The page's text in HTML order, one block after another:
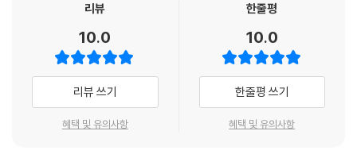
다. 이 경우 그 둘 사이의 간극을 인정받지 못한 것이며, 그 간극이 젠더 형
성 자체의 특성으로서 인식되지 않은 것이다.
--- 「4장 트럼프, 성별, 대법원」 중에서
당신이 유대인인데 누군가가 당신은 유대인이 아니라고 말하는 상황을 상
상해보자. 당신이 레즈비언인데 누군가가 당신의 면전에서 히죽거리며 당
신이 헷갈려서 그렇지 실은 이성애자라고 말한다고 상상해보자. 당신이 흑
무니없는 표현으로 버틀러를 공격하고 그가 소아성애와 근친상간을 옹호
한다는 허위사실을 유포했다. 한국에서도 2021년, 전 세계 지식인들의 사
유를 소개하는 EBS 〈위대한 수업, 그레이트 마인즈〉 시리즈에 주디스 버틀
러 편이 예고되자, 일부 기독교 단체와 반페미니스트들은 버틀러의 이론이
성적 금기를 허물어 청소년들에게 성정체성 혼란을 야기한다며 방영을 격
렬하게 반대했다. 2023년에는 그의 내한 소식이 전해지자마자 그들은 열
을 올리며 반대 성명을 발표했다.
- 클로디아 랭킨 (『그냥 우리』 저자)
주디스 버틀러는 오늘날 미국에서 활동하는 가장 중요한 철학자이자 학문
적 유산이 시간의 시험을 견뎌낼 확률이 가장 높은 인물이다. 이 책에서 버
틀러는 명확하고 정확한 문체와 깜짝 놀랄 만한 분석적 엄밀함으로 ‘젠더
이데올로기’에 대한 전 세계적 공격을 해체하면서 그것이 민주주의의 자유
에 대한 공격임을 드러낸다.
리뷰
10.0
리뷰 쓰기
혜택 및 유의사항
한줄평
10.0
한줄평 쓰기
혜택 및 유의사항